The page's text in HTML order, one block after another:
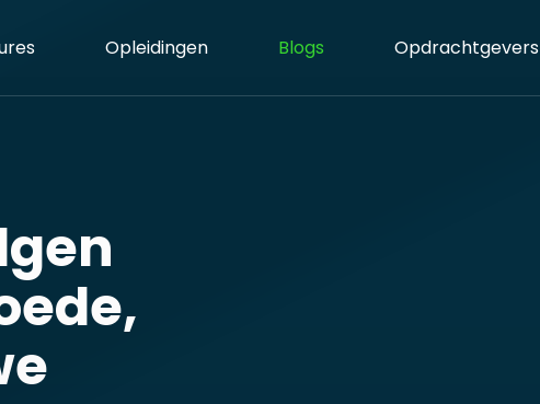
Opleidingen Blogs Opdrachtgevers